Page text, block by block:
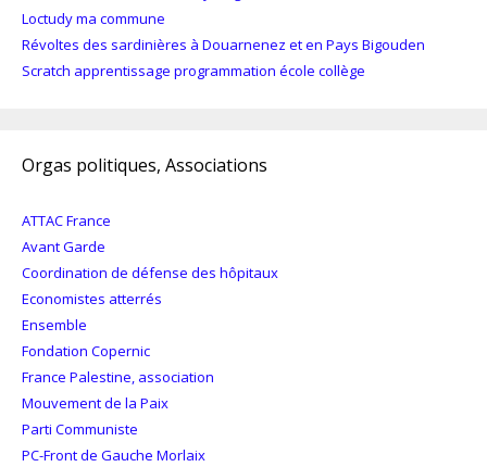
Loctudy ma commune
Révoltes des sardinières à Douarnenez et en Pays Bigouden
Scratch apprentissage programmation école collège
Orgas politiques, Associations
ATTAC France
Avant Garde
Coordination de défense des hôpitaux
Economistes atterrés
Ensemble
Fondation Copernic
France Palestine, association
Mouvement de la Paix
Parti Communiste
PC-Front de Gauche Morlaix